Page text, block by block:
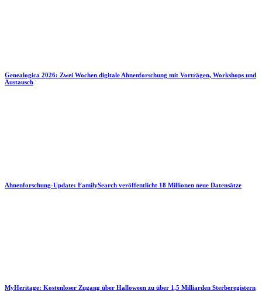
Genealogica 2026: Zwei Wochen digitale Ahnenforschung mit Vorträgen, Workshops und
Austausch
Ahnenforschung-Update: FamilySearch veröffentlicht 18 Millionen neue Datensätze
MyHeritage: Kostenloser Zugang über Halloween zu über 1,5 Milliarden Sterberegistern